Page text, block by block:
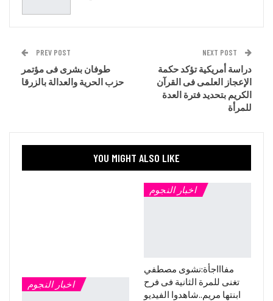
PREV POST
طوفان بشرى فى مؤتمر
حزب الحرية والعدالة بالزرقا
NEXT POST
دراسة أمريكية تؤكد حكمة
الإعجاز العلمى فى القرآن
الكريم بتحديد فترة العدة
للمرأة
YOU MIGHT ALSO LIKE
اخبار النجوم
اخبار النجوم
مفاااجأة:نشوى مصطفي
تغنى للمرة الثانية فى فرح
ابنتها مريم..شاهدوا الفيديو